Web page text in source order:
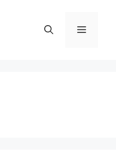
Menü